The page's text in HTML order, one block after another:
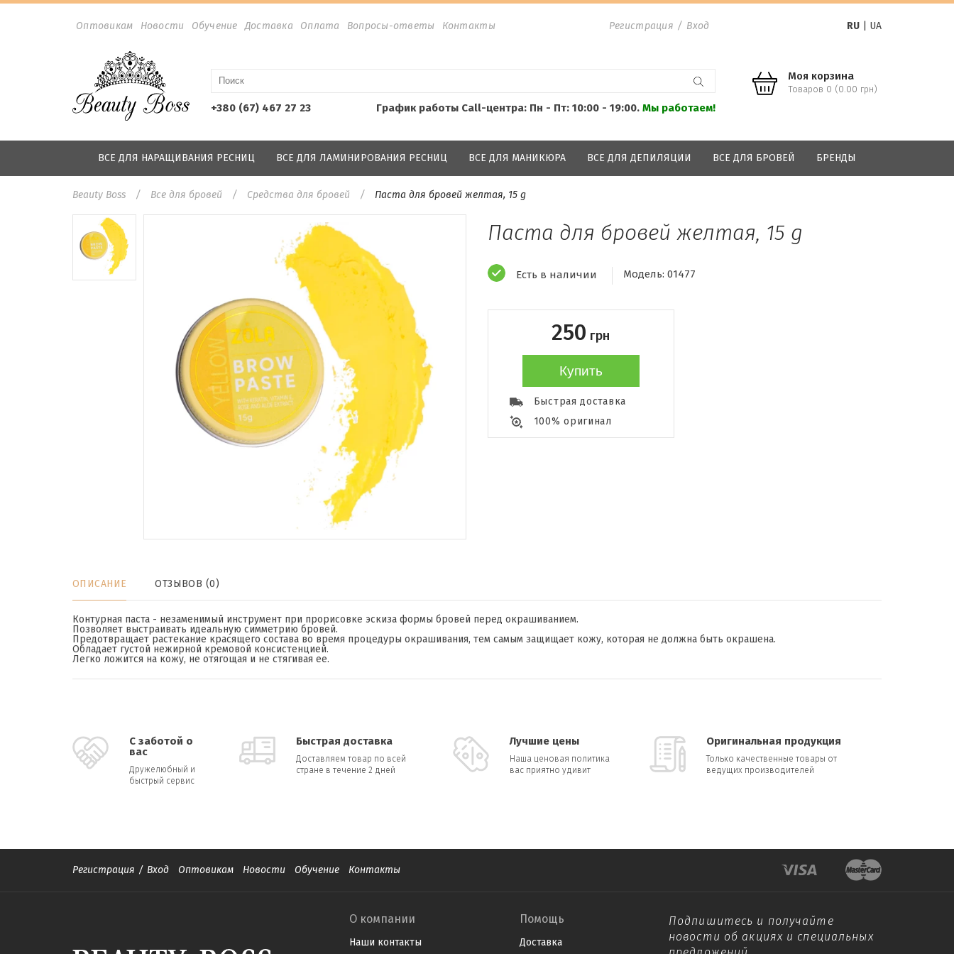
Оптовикам Новости Обучение Доставка Оплата Вопросы-ответы Контакты Регистрация / Вход RU| UA
+380 (67) 467 27 23 График работы Call-центра: Пн - Пт: 10:00 - 19:00. Мы работаем!
Моя корзина
Товаров 0 (0.00 грн)
ВСЕ ДЛЯ НАРАЩИВАНИЯ РЕСНИЦ ВСЕ ДЛЯ ЛАМИНИРОВАНИЯ РЕСНИЦ ВСЕ ДЛЯ МАНИКЮРА ВСЕ ДЛЯ ДЕПИЛЯЦИИ ВСЕ ДЛЯ БРОВЕЙ БРЕНДЫ
Beauty Boss Все для бровей Средства для бровей Паста для бровей желтая, 15 g
Паста для бровей желтая, 15 g
Есть в наличии Модель: 01477
250 грн
Купить
Быстрая доставка
100% оригинал
ОПИСАНИЕ ОТЗЫВОВ (0)
Контурная паста - незаменимый инструмент при прорисовке эскиза формы бровей перед окрашиванием.
Позволяет выстраивать идеальную симметрию бровей.
Предотвращает растекание красящего состава во время процедуры окрашивания, тем самым защищает кожу, которая не должна быть окрашена.
Обладает густой нежирной кремовой консистенцией.
Легко ложится на кожу, не отягощая и не стягивая ее.
С заботой о
вас
Дружелюбный и
быстрый сервис
Быстрая доставка
Доставляем товар по всей
стране в течение 2 дней
Лучшие цены
Наша ценовая политика
вас приятно удивит
Оригинальная продукция
Только качественные товары от
ведущих производителей
Регистрация / Вход Оптовикам Новости Обучение Контакты
О компании
Наши контакты
Помощь
Доставка
Подпишитесь и получайте
новости об акциях и специальных